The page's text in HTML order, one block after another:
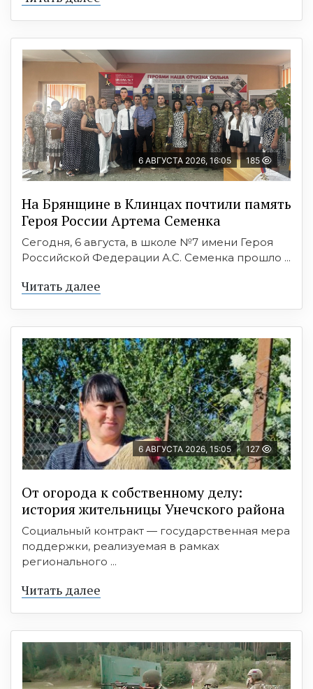
6 АВГУСТА 2026, 16:05 185
На Брянщине в Клинцах почтили память
Героя России Артема Семенка
Сегодня, 6 августа, в школе №7 имени Героя
Российской Федерации А.С. Семенка прошло ...
Читать далее
6 АВГУСТА 2026, 15:05 127
От огорода к собственному делу:
история жительницы Унечского района
Социальный контракт — государственная мера
поддержки, реализуемая в рамках
регионального ...
Читать далее